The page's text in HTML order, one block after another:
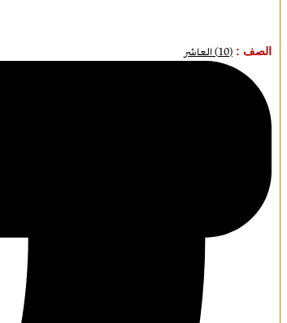
الصف : (10) العاشر